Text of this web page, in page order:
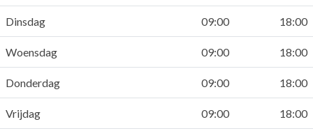
Dinsdag 09:00 18:00
Woensdag 09:00 18:00
Donderdag 09:00 18:00
Vrijdag 09:00 18:00